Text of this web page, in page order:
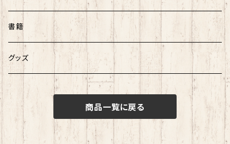
書籍
グッズ
商品一覧に戻る